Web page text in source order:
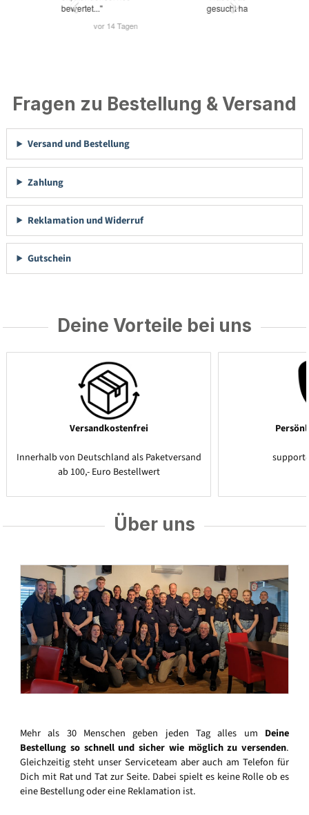
Fragen zu Bestellung & Versand
Versand und Bestellung
Zahlung
Reklamation und Widerruf
Gutschein
Deine Vorteile bei uns
Versandkostenfrei
Innerhalb von Deutschland als Paketversand
ab 100,- Euro Bestellwert
Über uns
Mehr als 30 Menschen geben jeden Tag alles um Deine
Bestellung so schnell und sicher wie möglich zu versenden.
Gleichzeitig steht unser Serviceteam aber auch am Telefon für
Dich mit Rat und Tat zur Seite. Dabei spielt es keine Rolle ob es
eine Bestellung oder eine Reklamation ist.